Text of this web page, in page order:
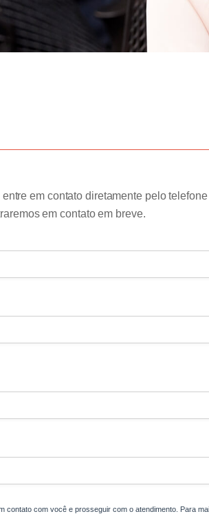
em contato diretamente pelo
em contato em breve.
com você e prosseguir com o atendimento. Para